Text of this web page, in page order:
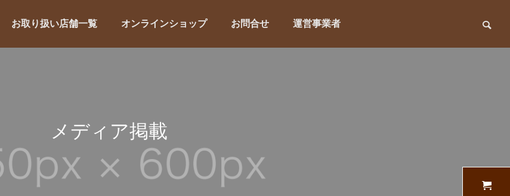
お取り扱い店舗一覧 オンラインショップ お問合せ 運営事業者
メディア掲載